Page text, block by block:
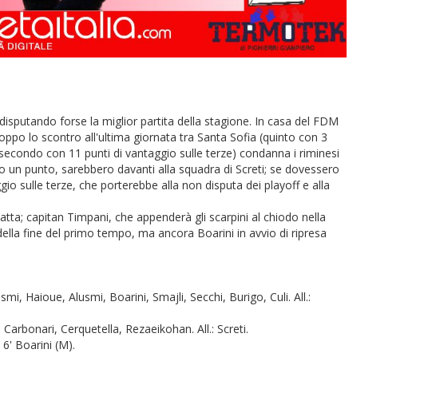
forse la miglior partita della stagione. In casa del FDM
lo scontro all'ultima giornata tra Santa Sofia (quinto con 3
con 11 punti di vantaggio sulle terze) condanna i riminesi
punto, sarebbero davanti alla squadra di Screti; se dovessero
sulle terze, che porterebbe alla non disputa dei playoff e alla
capitan Timpani, che appenderà gli scarpini al chiodo nella
fine del primo tempo, ma ancora Boarini in avvio di ripresa
Haioue, Alusmi, Boarini, Smajli, Secchi, Burigo, Culi. All.:
Cerquetella, Rezaeikohan. All.: Screti.
Boarini (M).